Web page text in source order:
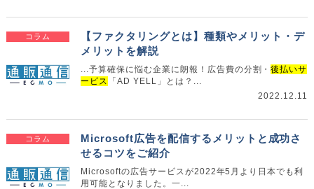
コラム
【ファクタリングとは】種類やメリット・デ
メリットを解説
...予算確保に悩む企業に朗報！広告費の分割・後払いサ
ービス
「AD YELL」とは？...
2022.12.11
コラム
Microsoft広告を配信するメリットと成功さ
せるコツをご紹介
Microsoftの広告サービスが2022年5月より日本でも利
用可能となりました。一...